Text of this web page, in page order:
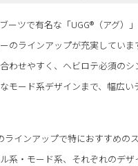
ーツで有名な「UGG®（アグ）
のラインアップが充実していま
わせやすく、ヘビロテ必須の
モード系デザインまで、幅広
ラインアップで特におすすめの
系・モード系、それぞれのデザ